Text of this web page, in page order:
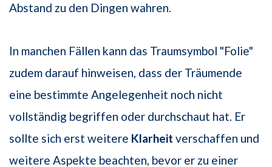
Abstand zu den Dingen wahren.
In manchen Fällen kann das Traumsymbol "Folie"
zudem darauf hinweisen, dass der Träumende
eine bestimmte Angelegenheit noch nicht
vollständig begriffen oder durchschaut hat. Er
sollte sich erst weitere Klarheit verschaffen und
weitere Aspekte beachten, bevor er zu einer